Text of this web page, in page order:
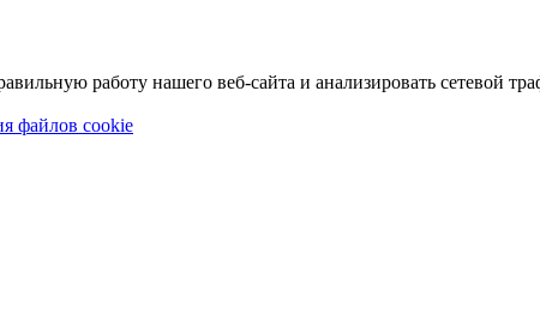
работу нашего веб-сайта и анализировать сетевой
файлов cookie